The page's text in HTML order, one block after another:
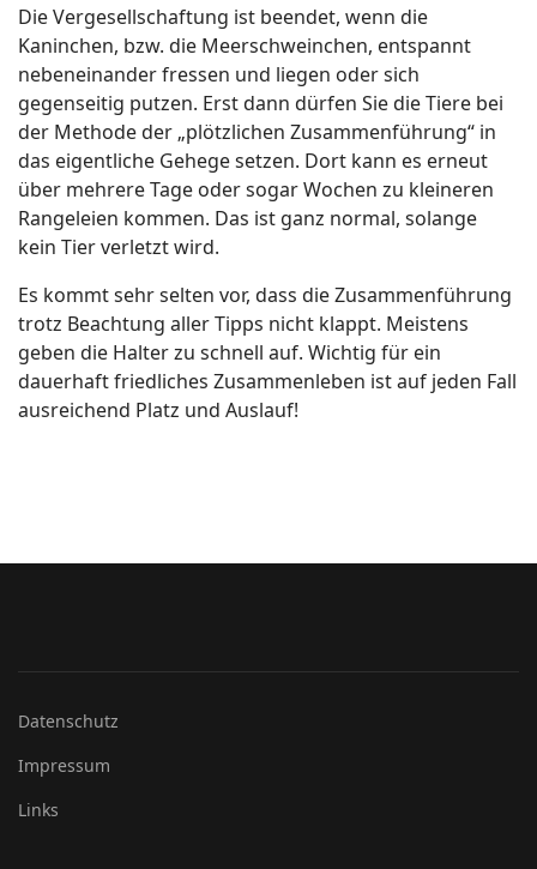
Die Vergesellschaftung ist beendet, wenn die
Kaninchen, bzw. die Meerschweinchen, entspannt
nebeneinander fressen und liegen oder sich
gegenseitig putzen. Erst dann dürfen Sie die Tiere bei
der Methode der „plötzlichen Zusammenführung“ in
das eigentliche Gehege setzen. Dort kann es erneut
über mehrere Tage oder sogar Wochen zu kleineren
Rangeleien kommen. Das ist ganz normal, solange
kein Tier verletzt wird.
Es kommt sehr selten vor, dass die Zusammenführung
trotz Beachtung aller Tipps nicht klappt. Meistens
geben die Halter zu schnell auf. Wichtig für ein
dauerhaft friedliches Zusammenleben ist auf jeden Fall
ausreichend Platz und Auslauf!
Datenschutz
Impressum
Links